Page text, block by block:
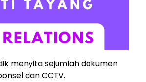
menyita sejumlah dokumen
dan CCTV.